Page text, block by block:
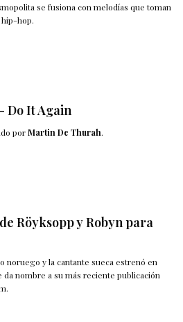
se fusiona con melodías que toman
hop.
Do It Again
porMartin De Thurah.
Röyksopp y Robyn para
noruego y la cantante sueca estrenó en
nombre a su más reciente publicación